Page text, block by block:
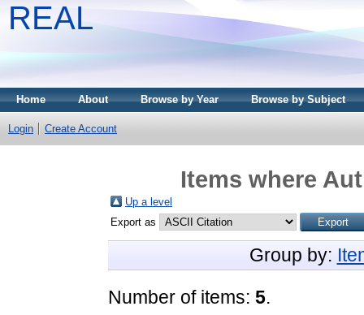
REAL
Home About Browse by Year Browse by Subject
Login Create Account
Items where
Up a level
Export as
Group by:
Number of items: 5.